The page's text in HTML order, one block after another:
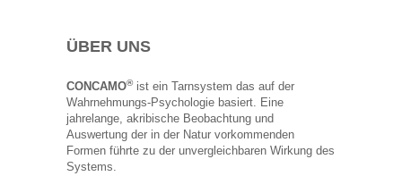
ÜBER UNS
CONCAMO®ist ein Tarnsystem das auf der
Wahrnehmungs-Psychologie basiert. Eine
jahrelange, akribische Beobachtung und
Auswertung der in der Natur vorkommenden
Formen führte zu der unvergleichbaren Wirkung des
Systems.